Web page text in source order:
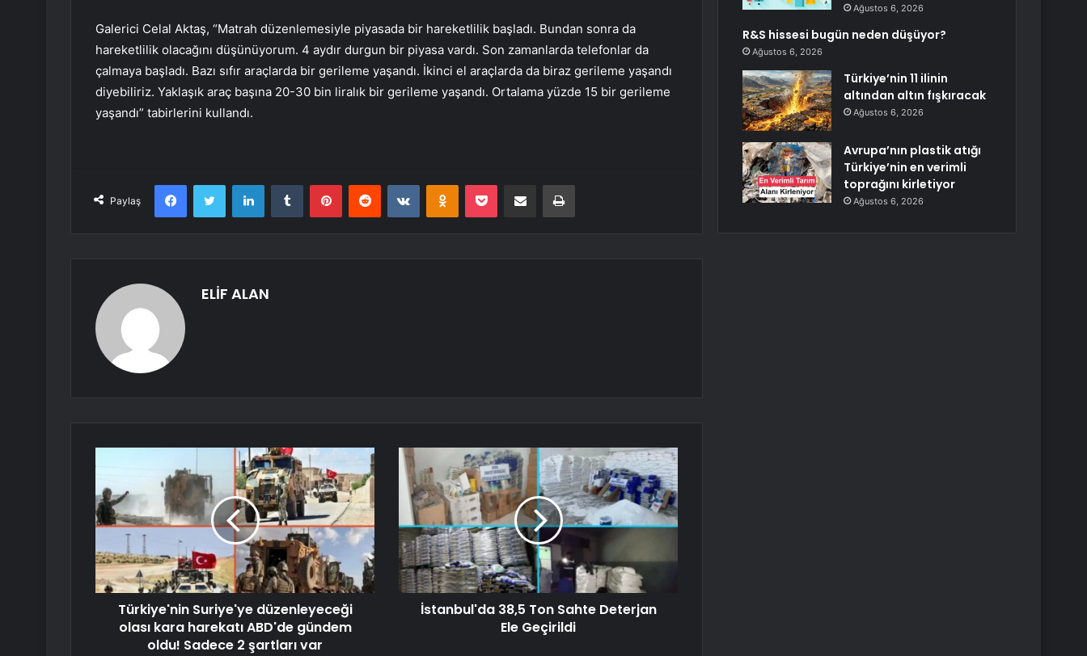
Galerici Celal Aktaş, “Matrah düzenlemesiyle piyasada bir hareketlilik başladı. Bundan sonra da
hareketlilik olacağını düşünüyorum. 4 aydır durgun bir piyasa vardı. Son zamanlarda telefonlar da
çalmaya başladı. Bazı sıfır araçlarda bir gerileme yaşandı. İkinci el araçlarda da biraz gerileme yaşandı
diyebiliriz. Yaklaşık araç başına 20-30 bin liralık bir gerileme yaşandı. Ortalama yüzde 15 bir gerileme
yaşandı” tabirlerini kullandı.
Paylaş
FacebookTwitter LinkedInTumblr PinterestReddit VKontakteOdnoklassniki
Pocket E-Posta ile paylaş Yazdır
ELİF ALAN
Türkiye'nin Suriye'ye düzenleyeceği
olası kara harekatı ABD'de gündem
oldu! Sadece 2 şartları var
İstanbul'da 38,5 Ton Sahte Deterjan
Ele Geçirildi
Ağustos 6, 2026
R&S hissesi bugün neden düşüyor?
Ağustos 6, 2026
Türkiye’nin 11 ilinin
altından altın fışkıracak
Ağustos 6, 2026
Avrupa’nın plastik atığı
Türkiye’nin en verimli
toprağını kirletiyor
Ağustos 6, 2026